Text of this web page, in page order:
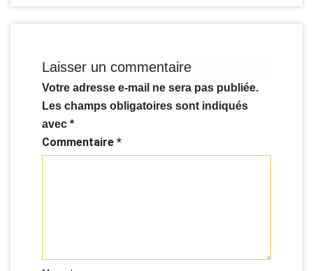
Laisser un commentaire
Votre adresse e-mail ne sera pas publiée.
Les champs obligatoires sont indiqués
avec *
Commentaire *